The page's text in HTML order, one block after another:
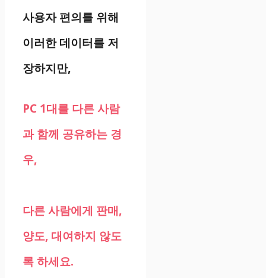
사용자 편의를 위해
이러한 데이터를 저
장하지만,
PC 1대를 다른 사람
과 함께 공유하는 경
우,
다른 사람에게 판매,
양도, 대여하지 않도
록 하세요.